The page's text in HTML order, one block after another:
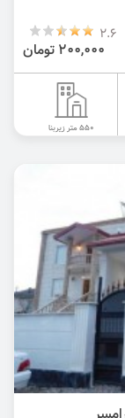
2.6
200,000 تومان
550 متر زیربنا